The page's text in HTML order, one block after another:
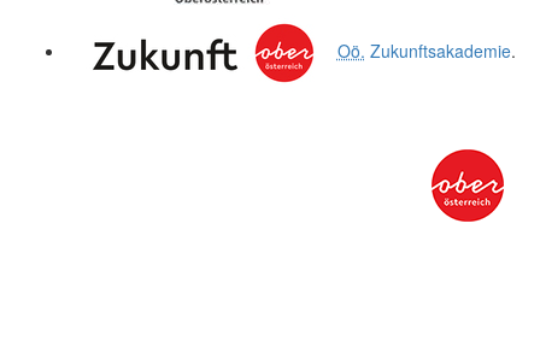
Oö. Zukunftsakademie.